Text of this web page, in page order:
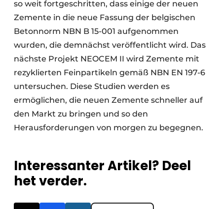
so weit fortgeschritten, dass einige der neuen
Zemente in die neue Fassung der belgischen
Betonnorm NBN B 15-001 aufgenommen
wurden, die demnächst veröffentlicht wird. Das
nächste Projekt NEOCEM II wird Zemente mit
rezyklierten Feinpartikeln gemäß NBN EN 197-6
untersuchen. Diese Studien werden es
ermöglichen, die neuen Zemente schneller auf
den Markt zu bringen und so den
Herausforderungen von morgen zu begegnen.
Interessanter Artikel? Deel
het verder.